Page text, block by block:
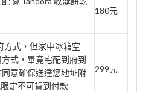
180元
方式，但家中冰箱空
式，畢竟宅配到府到
意確保送達您地址附
定不可貨到付款
299元